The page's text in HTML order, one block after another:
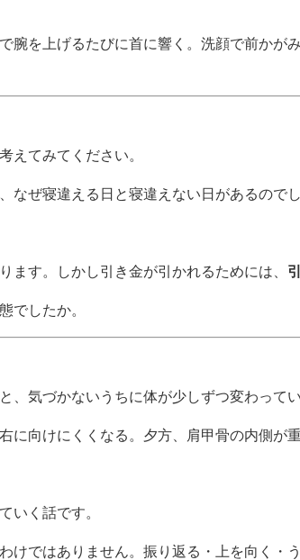
腕を上げるたびに首に響く。洗顔で前か
えてみてください。
なぜ寝違える日と寝違えない日があるのでし
ます。しかし引き金が引かれるためには、
でしたか。
気づかないうちに体が少しずつ変わってい
に向けにくくなる。夕方、肩甲骨の内側が
いく話です。
けではありません。振り返る・上を向く